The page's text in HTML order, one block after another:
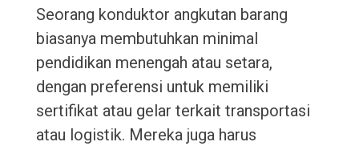
Seorang konduktor angkutan barang
biasanya membutuhkan minimal
pendidikan menengah atau setara,
dengan preferensi untuk memiliki
sertifikat atau gelar terkait transportasi
atau logistik. Mereka juga harus